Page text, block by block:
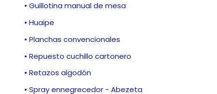
• Guillotina manual de mesa
• Huaipe
• Planchas convencionales
• Repuesto cuchillo cartonero
• Retazos algodón
• Spray ennegrecedor - Abezeta